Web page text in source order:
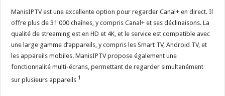
ManisIPTV est une excellente option pour regarder Canal+ en direct. Il
offre plus de 31 000 chaînes, y compris Canal+ et ses déclinaisons. La
qualité de streaming est en HD et 4K, et le service est compatible avec
une large gamme d’appareils, y compris les Smart TV, Android TV, et
les appareils mobiles. ManisIPTV propose également une
fonctionnalité multi-écrans, permettant de regarder simultanément
sur plusieurs appareils 1